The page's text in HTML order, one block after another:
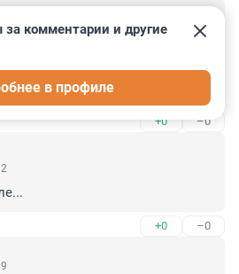
б молчал в тряпочку.
Викторовичем, было
РФ заявление о
провести проверку по
губернатором Бегловым
преступного сообщества на
с целью разграбления
входящих в его окружение
заявления до
+0 –0
за комментарии и другие
в профиле
+0 –0